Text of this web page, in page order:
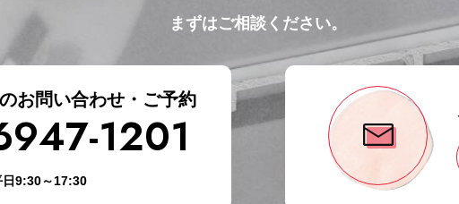
まずはご相談ください。
お問い合わせ・ご予約
1201
9:30～17:30